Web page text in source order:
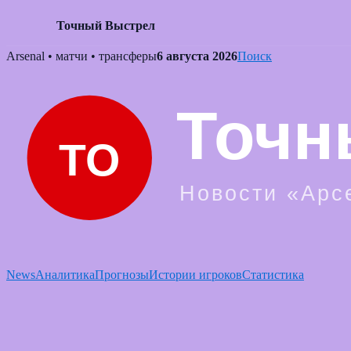
Точный Выстрел
Skip
Arsenal • матчи • трансферы6 августа 2026Поиск
NewsАналитикаПрогнозыИстории игроковСтатистика